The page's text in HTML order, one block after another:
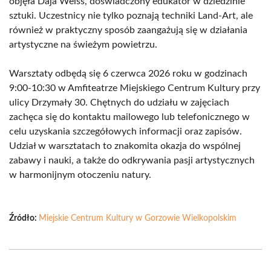
sztuki. Uczestnicy nie tylko poznają techniki Land-Art, ale
również w praktyczny sposób zaangażują się w działania
artystyczne na świeżym powietrzu.
Warsztaty odbędą się 6 czerwca 2026 roku w godzinach
9:00-10:30 w Amfiteatrze Miejskiego Centrum Kultury przy
ulicy Drzymały 30. Chętnych do udziału w zajęciach
zachęca się do kontaktu mailowego lub telefonicznego w
celu uzyskania szczegółowych informacji oraz zapisów.
Udział w warsztatach to znakomita okazja do wspólnej
zabawy i nauki, a także do odkrywania pasji artystycznych
w harmonijnym otoczeniu natury.
Źródło: Miejskie Centrum Kultury w Gorzowie Wielkopolskim